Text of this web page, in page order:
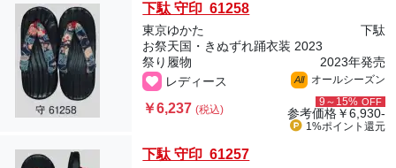
下駄 守印 61258
東京ゆかた
下駄
お祭天国・きぬずれ踊衣装 2023
祭り履物
2023年発売
レディース
All オールシーズン
￥6,237(税込)
9～15% OFF
参考価格￥6,930-
1%ポイント 還元
下駄 守印 61257